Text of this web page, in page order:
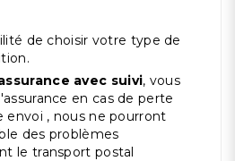
de choisir votre type de
avec suivi, vous
en cas de perte
envoi , nous ne pourront
des problèmes
le transport postal